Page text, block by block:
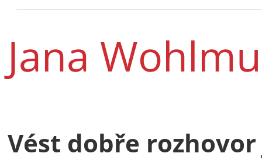
Jana
Vést dobře